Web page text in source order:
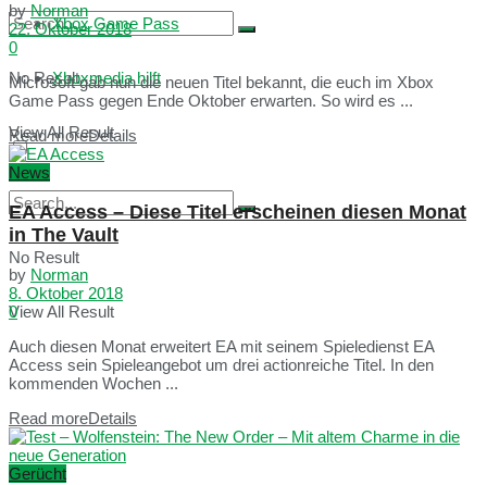
No Result
View All Result
Xbox Game Pass
Xboxmedia hilft
No Result
View All Result
by Norman
22. Oktober 2018
0
Microsoft gab nun die neuen Titel bekannt, die euch im Xbox
Game Pass gegen Ende Oktober erwarten. So wird es ...
Read moreDetails
News
EA Access – Diese Titel erscheinen diesen Monat
in The Vault
by Norman
8. Oktober 2018
0
Auch diesen Monat erweitert EA mit seinem Spieledienst EA
Access sein Spieleangebot um drei actionreiche Titel. In den
kommenden Wochen ...
Read moreDetails
Gerücht